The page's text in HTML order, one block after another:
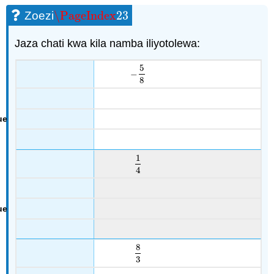
Zoezi\PageIndex23
\PageIndex23
Jaza chati kwa kila namba iliyotolewa:
−
5
8
−58
1
4
14
8
3
83